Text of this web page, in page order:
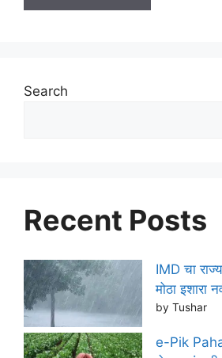
Search
Recent Posts
IMD चा
मोठा इशारा
by Tushar
e-Pik